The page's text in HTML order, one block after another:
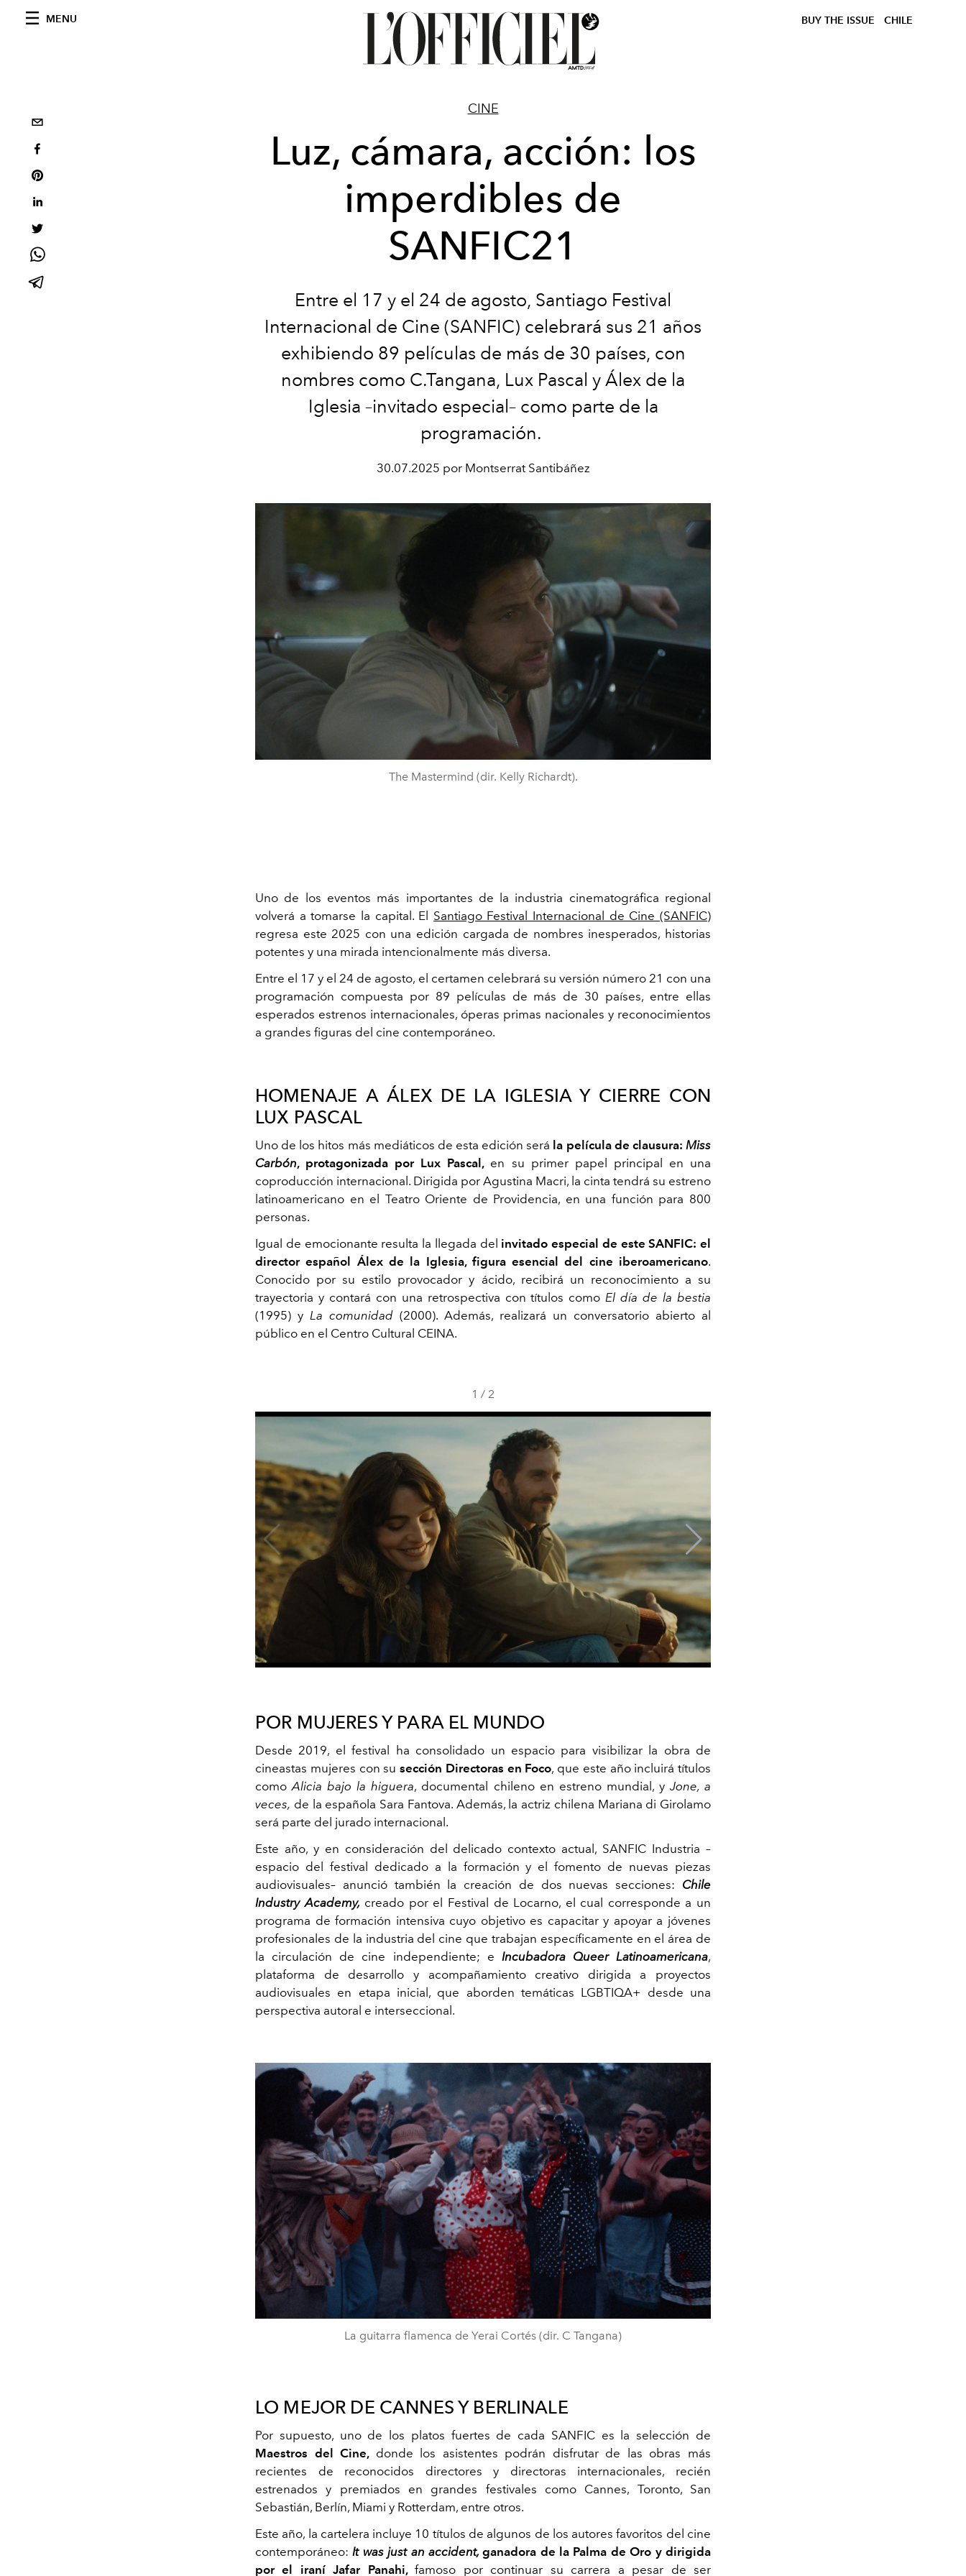
MENU BUY THE ISSUE CHILE
CINE
Luz, cámara, acción: los
imperdibles de
SANFIC21
Entre el 17 y el 24 de agosto, Santiago Festival
Internacional de Cine (SANFIC) celebrará sus 21 años
exhibiendo 89 películas de más de 30 países, con
nombres como C.Tangana, Lux Pascal y Álex de la
Iglesia –invitado especial– como parte de la
programación.
30.07.2025 por Montserrat Santibáñez
The Mastermind (dir. Kelly Richardt).
Uno de los eventos más importantes de la industria cinematográfica regional
volverá a tomarse la capital. El Santiago Festival Internacional de Cine (SANFIC)
regresa este 2025 con una edición cargada de nombres inesperados, historias
potentes y una mirada intencionalmente más diversa.
Entre el 17 y el 24 de agosto, el certamen celebrará su versión número 21 con una
programación compuesta por 89 películas de más de 30 países, entre ellas
esperados estrenos internacionales, óperas primas nacionales y reconocimientos
a grandes figuras del cine contemporáneo.
HOMENAJE A ÁLEX DE LA IGLESIA Y CIERRE CON
LUX PASCAL
Uno de los hitos más mediáticos de esta edición será la película de clausura:Miss
Carbón, protagonizada por Lux Pascal, en su primer papel principal en una
coproducción internacional. Dirigida por Agustina Macri, la cinta tendrá su estreno
latinoamericano en el Teatro Oriente de Providencia, en una función para 800
personas.
Igual de emocionante resulta la llegada del invitado especial de este SANFIC: el
director español Álex de la Iglesia, figura esencial del cine iberoamericano.
Conocido por su estilo provocador y ácido, recibirá un reconocimiento a su
trayectoria y contará con una retrospectiva con títulos como El día de la bestia
(1995) y La comunidad (2000). Además, realizará un conversatorio abierto al
público en el Centro Cultural CEINA.
1 / 2
POR MUJERES Y PARA EL MUNDO
Desde 2019, el festival ha consolidado un espacio para visibilizar la obra de
cineastas mujeres con su sección Directoras en Foco, que este año incluirá títulos
comoAlicia bajo la higuera, documental chileno en estreno mundial, y Jone, a
veces, de la española Sara Fantova. Además, la actriz chilena Mariana di Girolamo
será parte del jurado internacional.
Este año, y en consideración del delicado contexto actual, SANFIC Industria –
espacio del festival dedicado a la formación y el fomento de nuevas piezas
audiovisuales– anunció también la creación de dos nuevas secciones: Chile
Industry Academy,creado por el Festival de Locarno, el cual corresponde a un
programa de formación intensiva cuyo objetivo es capacitar y apoyar a jóvenes
profesionales de la industria del cine que trabajan específicamente en el área de
la circulación de cine independiente; e Incubadora Queer Latinoamericana,
plataforma de desarrollo y acompañamiento creativo dirigida a proyectos
audiovisuales en etapa inicial, que aborden temáticas LGBTIQA+ desde una
perspectiva autoral e interseccional.
La guitarra flamenca de Yerai Cortés (dir. C Tangana)
LO MEJOR DE CANNES Y BERLINALE
Por supuesto, uno de los platos fuertes de cada SANFIC es la selección de
Maestros del Cine, donde los asistentes podrán disfrutar de las obras más
recientes de reconocidos directores y directoras internacionales, recién
estrenados y premiados en grandes festivales como Cannes, Toronto, San
Sebastián, Berlín, Miami y Rotterdam, entre otros.
Este año, la cartelera incluye 10 títulos de algunos de los autores favoritos del cine
contemporáneo: It was just an accident,ganadora de la Palma de Oro y dirigida
por el iraní Jafar Panahi,famoso por continuar su carrera a pesar de ser